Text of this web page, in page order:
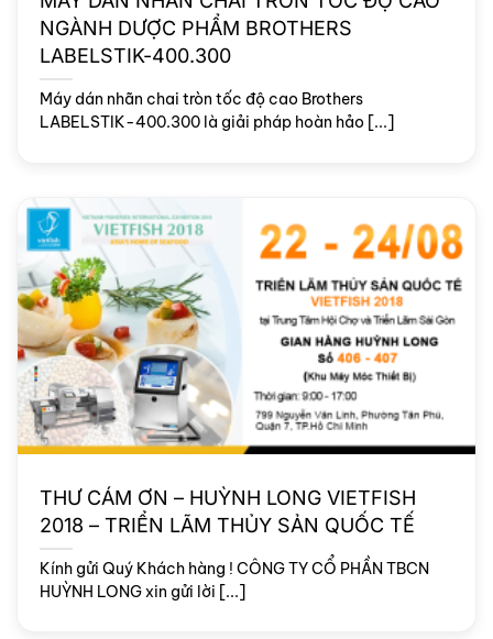
NGÀNH DƯỢC PHẨM BROTHERS
LABELSTIK-400.300
Máy dán nhãn chai tròn tốc độ cao Brothers
LABELSTIK-400.300 là giải pháp hoàn hảo [...]
THƯ CÁM ƠN – HUỲNH LONG VIETFISH
2018 – TRIỂN LÃM THỦY SẢN QUỐC TẾ
Kính gửi Quý Khách hàng ! CÔNG TY CỔ PHẦN TBCN
HUỲNH LONG xin gửi lời [...]